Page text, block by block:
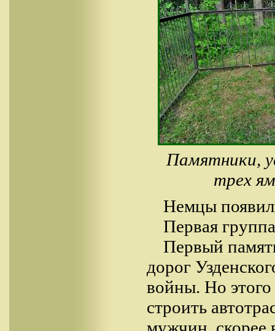
Памятники,
трех
Немцы
Первая
Первый
дорог
войны. Но этого
строить
мужчин, скорее